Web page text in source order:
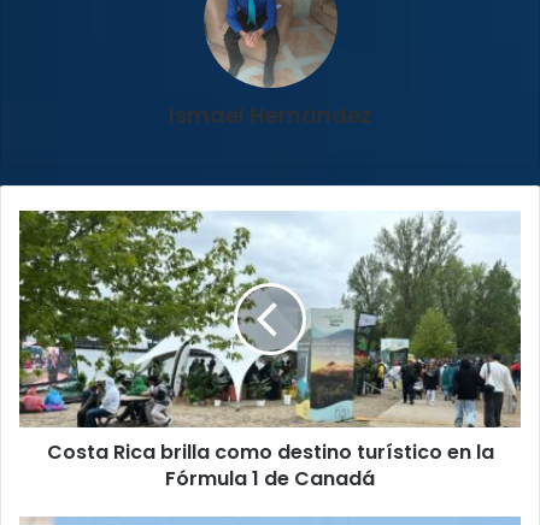
Ismael Hernández
Costa
Rica
brilla
como
destino
turístico
en
la
Fórmula
Costa Rica brilla como destino turístico en la
Fórmula 1 de Canadá